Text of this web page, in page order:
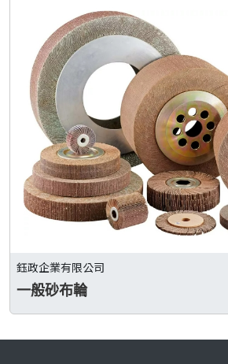
鈺政企業有限公司
一般砂布輪